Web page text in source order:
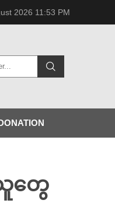
2026 11:53 PM
သူတွေ